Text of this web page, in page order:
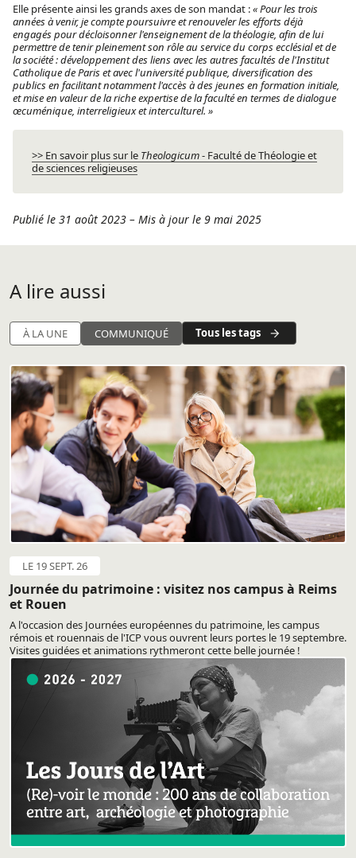
Elle présente ainsi les grands axes de son mandat :« Pour les trois
années à venir, je compte poursuivre et renouveler les efforts déjà
engagés pour décloisonner l'enseignement de la théologie, afin de lui
permettre de tenir pleinement son rôle au service du corps ecclésial et de
la société : développement des liens avec les autres facultés de l'Institut
Catholique de Paris et avec l'université publique, diversification des
publics en facilitant notamment l'accès à des jeunes en formation initiale,
et mise en valeur de la riche expertise de la faculté en termes de dialogue
œcuménique, interreligieux et interculturel. »
>> En savoir plus sur le Theologicum- Faculté de Théologie et
de sciences religieuses
Publié le 31 août 2023 – Mis à jour le 9 mai 2025
A lire aussi
À LA UNE COMMUNIQUÉ Tous les tags
LE 19 SEPT. 26
Journée du patrimoine : visitez nos campus à Reims
et Rouen
A l'occasion des Journées européennes du patrimoine, les campus
rémois et rouennais de l'ICP vous ouvrent leurs portes le 19 septembre.
Visites guidées et animations rythmeront cette belle journée !